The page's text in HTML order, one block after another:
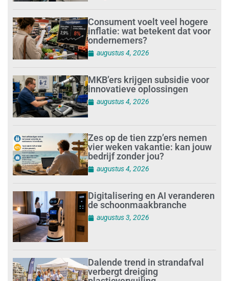
Consument voelt veel hogere
inflatie: wat betekent dat voor
ondernemers?
augustus 4, 2026
MKB’ers krijgen subsidie voor
innovatieve oplossingen
augustus 4, 2026
Zes op de tien zzp’ers nemen
vier weken vakantie: kan jouw
bedrijf zonder jou?
augustus 4, 2026
Digitalisering en AI veranderen
de schoonmaakbranche
augustus 3, 2026
Dalende trend in strandafval
verbergt dreiging